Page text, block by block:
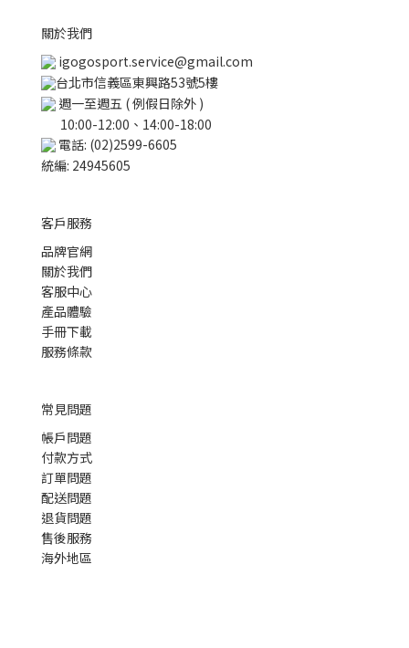
關於我們
igogosport.service@gmail.com
台北市信義區東興路53號5樓
週一至週五 ( 例假日除外 )
10:00-12:00、14:00-18:00
電話: (02)2599-6605
統編: 24945605
客戶服務
品牌官網
關於我們
客服中心
產品體驗
手冊下載
服務條款
常見問題
帳戶問題
付款方式
訂單問題
配送問題
退貨問題
售後服務
海外地區